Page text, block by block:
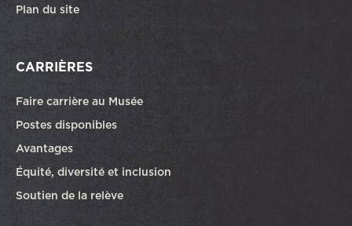
Plan du site
CARRIÈRES
Faire carrière au Musée
Postes disponiblesCe lien ouvrira dans une autre fenêtre
Avantages
Équité, diversité et inclusion
Soutien de la relève